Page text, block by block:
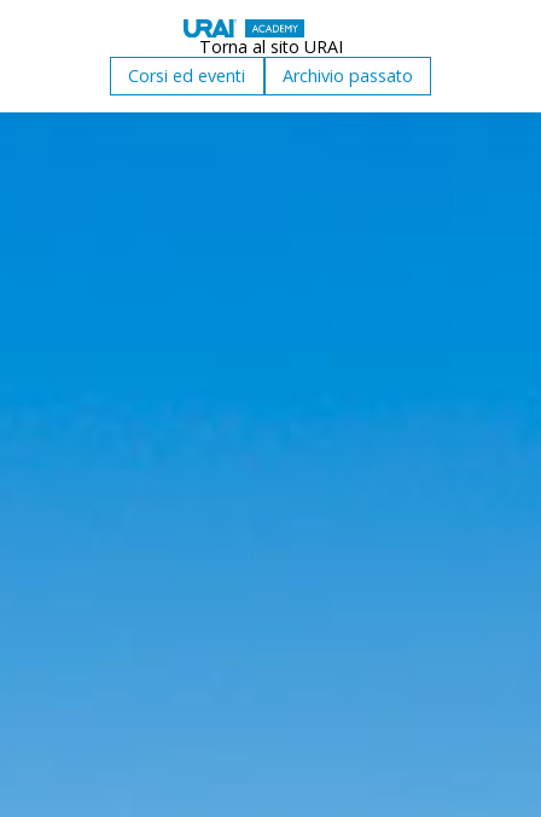
Torna al sito URAI
Corsi ed eventi
Archivio passato